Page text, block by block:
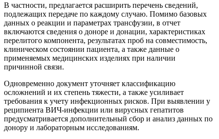
В частности, предлагается расширить перечень сведений,
подлежащих передаче по каждому случаю. Помимо базовых
данных о реакции и параметрах трансфузии, в отчет
включаются сведения о доноре и донации, характеристиках
перелитого компонента, результатах проб на совместимость,
клиническом состоянии пациента, а также данные о
применяемых медицинских изделиях при наличии
причинной связи.
Одновременно документ уточняет классификацию
осложнений и их степень тяжести, а также усиливает
требования к учету инфекционных рисков. При выявлении у
реципиента ВИЧ-инфекции или вирусных гепатитов
предусматривается дополнительный сбор и анализ данных по
донору и лабораторным исследованиям.